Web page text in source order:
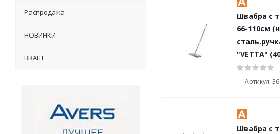
Швабра с
66-110см
"VETTA"
Артикул:
Швабра с
Распродажа
НОВИНКИ
BRAITE